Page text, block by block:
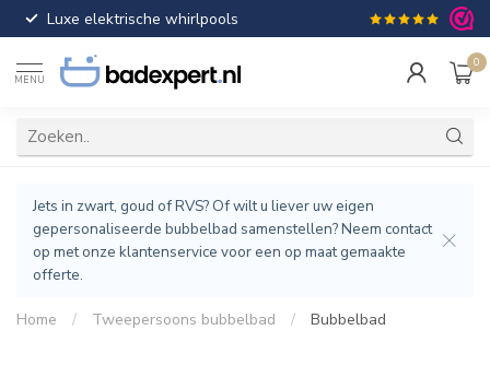
Luxe elektrische whirlpools Gratis
MENU
0
Jets in zwart, goud of RVS? Of wilt u liever uw eigen
gepersonaliseerde bubbelbad samenstellen? Neem contact
op met onze klantenservice voor een op maat gemaakte
offerte.
Home / Tweepersoons bubbelbad / Bubbelbad